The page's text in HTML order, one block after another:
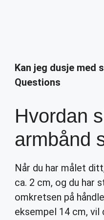
Kan jeg dusje med
Questions
Hvordan
armbånd
Når du har målet
ca. 2 cm, og du har
omkretsen på
eksempel 14 cm, vil